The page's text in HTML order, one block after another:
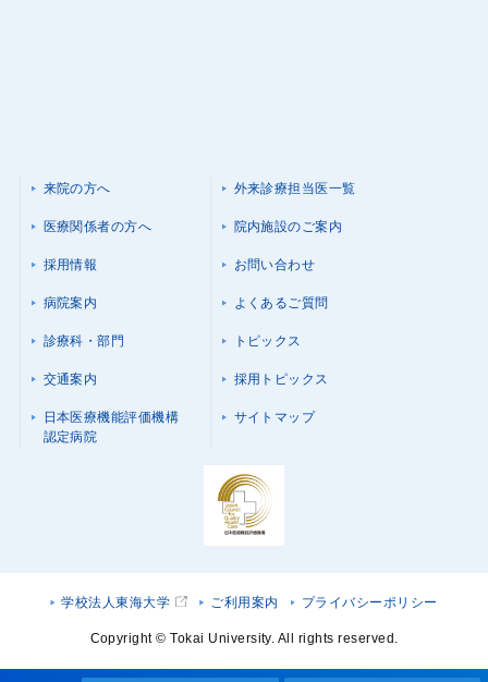
来院の方へ
医療関係者の方へ
採用情報
病院案内
診療科・部門
交通案内
日本医療機能評価機構
認定病院
外来診療担当医一覧
院内施設のご案内
お問い合わせ
よくあるご質問
トピックス
採用トピックス
サイトマップ
学校法人東海大学 ご利用案内 プライバシーポリシー
Copyright © Tokai University. All rights reserved.